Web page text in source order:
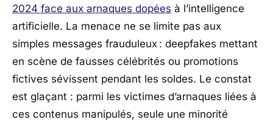
2024 face aux arnaques dopées à l’intelligence
artificielle. La menace ne se limite pas aux
simples messages frauduleux : deepfakes mettant
en scène de fausses célébrités ou promotions
fictives sévissent pendant les soldes. Le constat
est glaçant : parmi les victimes d’arnaques liées à
ces contenus manipulés, seule une minorité